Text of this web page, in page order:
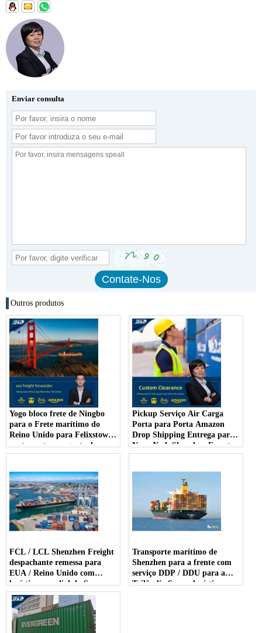
Enviar consulta
Outros produtos
Yogo bloco frete de Ningbo
para o Frete marítimo do
Reino Unido para Felixstowe
porta porta ao agente de
transporte de entrega de
Pickup Serviço Air Carga
Porta para Porta Amazon
Drop Shipping Entrega para
Nova York Shenzhen Forester
FCL / LCL Shenzhen Freight
despachante remessa para
EUA / Reino Unido com
logística mundial da Sunny
Transporte marítimo de
Shenzhen para a frente com
serviço DDP / DDU para a
Tailândia Sunny logística